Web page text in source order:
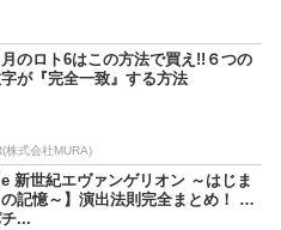
月のロト6はこの方法で買え!!６つの
が『完全一致』する方法
株式会社MURA)
e 新世紀エヴァンゲリオン ～はじま
の記憶～】演出法則完全まとめ！ |
...